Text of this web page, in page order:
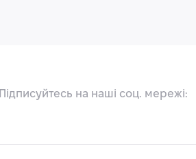
Підписуйтесь на наші соц. мережі: